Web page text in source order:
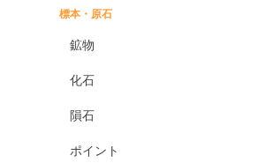
標本・原石
鉱物
化石
隕石
ポイント